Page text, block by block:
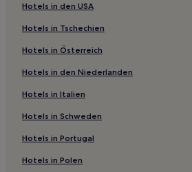
Salem Hotels
Xeraco Hotels
Bolerías Hotels
Rugat Hotels
La Marina Alta: Hotels
Hotels nahe La Galiana Campo de Golf
Gata de Gorgos Hotels
Bernia Hotels
Hotels in den USA
Hotels in Tschechien
Hotels in Österreich
Hotels in den Niederlanden
Hotels in Italien
Hotels in Schweden
Hotels in Portugal
Hotels in Polen